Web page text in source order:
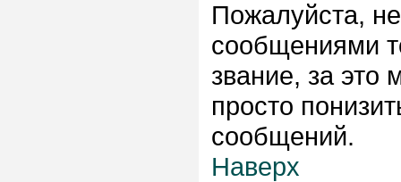
Пожалуйста,
сообщениями
звание, за это
просто
сообщений.
Наверх